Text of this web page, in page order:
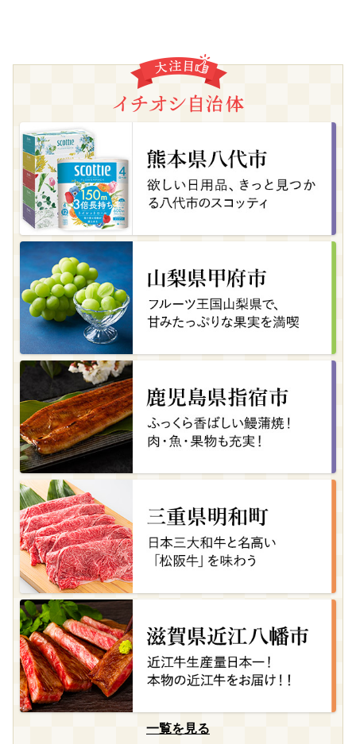
一覧を見る